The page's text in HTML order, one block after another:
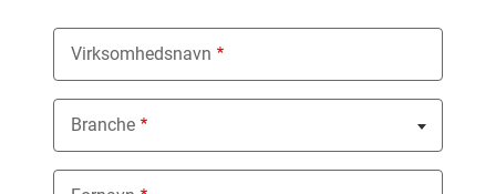
Virksomhedsnavn
Branche
Nothing selected